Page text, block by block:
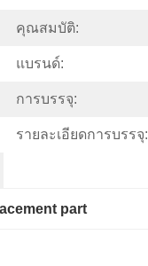
คุณสมบัติ:
แบรนด์:
การบรรจุ:
รายละเอียดการบรรจุ:
part